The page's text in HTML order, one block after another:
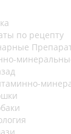
по рецепту